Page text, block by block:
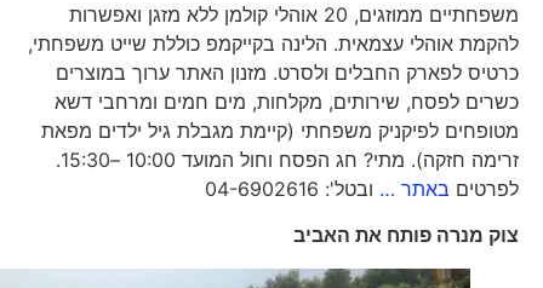
משפחתיים ממוזגים, 20 אוהלי קולמן ללא מזגן ואפשרות
להקמת אוהלי עצמאית. הלינה בקייקמפ כוללת שייט משפחתי,
כרטיס לפארק החבלים ולסרט. מזנון האתר ערוך במוצרים
כשרים לפסח, שירותים, מקלחות, מים חמים ומרחבי דשא
מטופחים לפיקניק משפחתי (קיימת מגבלת גיל ילדים מפאת
זרימה חזקה). מתי? חג הפסח וחול המועד 10:00 –15:30.
לפרטיםבאתר …ובטל': 04-6902616
צוק מנרה פותח את האביב